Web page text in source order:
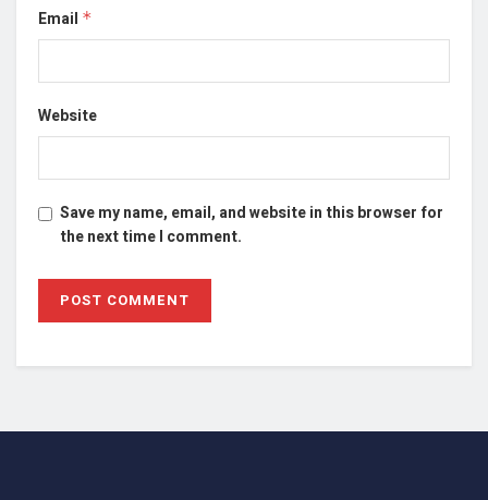
Email *
Website
Save my name, email, and website in this browser for
the next time I comment.